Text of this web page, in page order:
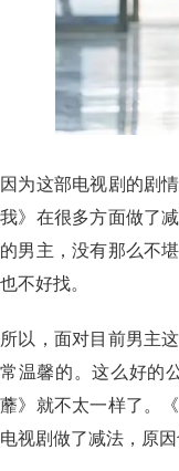
因为这部电视剧的剧
我》在很多方面做了
的男主，没有那么不
也不好找。
所以，面对目前男主
常温馨的。这么好的
蘼》就不太一样了。
电视剧做了减法，原因